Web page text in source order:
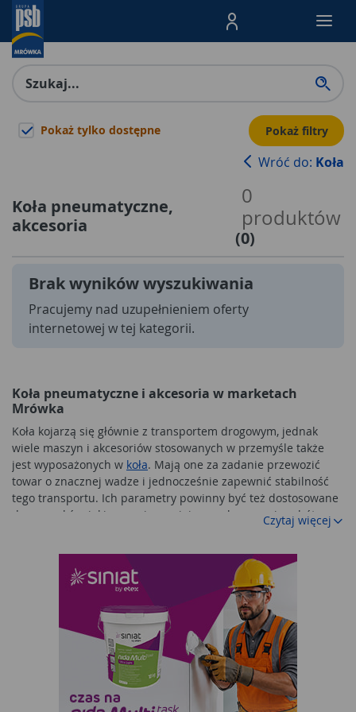
Menu Produktów,
Pokaż tylko dostępne Pokaż filtry
Wróć do: Koła
Koła pneumatyczne,
akcesoria
0
produktów
(0)
Brak wyników wyszukiwania
Pracujemy nad uzupełnieniem oferty
internetowej w tej kategorii.
Koła pneumatyczne i akcesoria w marketach
Mrówka
Koła kojarzą się głównie z transportem drogowym, jednak
wiele maszyn i akcesoriów stosowanych w przemyśle także
jest wyposażonych w koła. Mają one za zadanie przewozić
towar o znacznej wadze i jednocześnie zapewnić stabilność
tego transportu. Ich parametry powinny być też dostosowane
do warunków, jakie panują w miejscu wykonywania robót.
wyposażone w dętki wypełnione powietrzem. Takie akcesoria
charakteryzują się sporą amortyzacją, dlatego sprawdzają się
przy nierównym terenie i przewożeniu towaru niestabilnego.
Wszystkie koła z tej grupy to produkty, które mają cechy
pozwalające na wykorzystanie ich w trudnych warunkach
przemysłowych. Charakteryzują się trwałością, odpornością na
zmienne warunki, a także odpowiednią przyczepnością.
Koła pneumatyczne i ich zastosowanie
Czytaj więcej